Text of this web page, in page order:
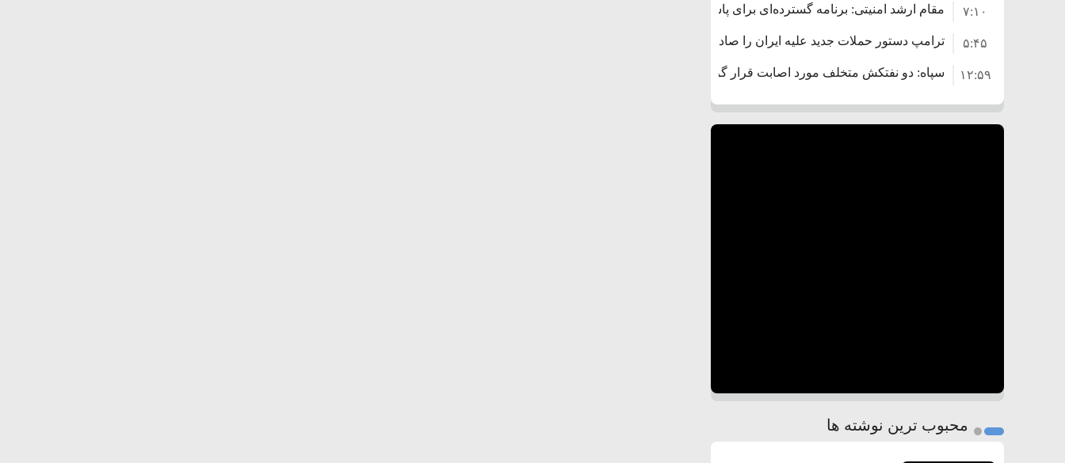
مقام ارشد امنیتی: برنامه گسترده‌ای برای پاسخ به دیوانگی آمریکا داریم ۷:۱۰
ترامپ دستور حملات جدید علیه ایران را صادر کرد ۵:۴۵
سپاه: دو نفتکش متخلف مورد اصابت قرار گرفته و متوقف شدند ۱۲:۵۹
ترامپ مدعی توافق تاریخی برای خلع سلاح کامل حماس شد ۸:۵۷
محبوب ترین نوشته ها